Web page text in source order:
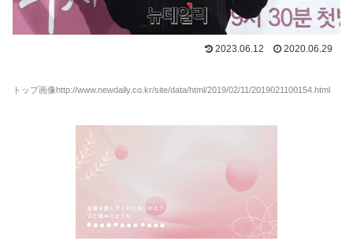
2023.06.12 2020.06.29
トップ画像http://www.newdaily.co.kr/site/data/html/2019/02/11/2019021100154.html